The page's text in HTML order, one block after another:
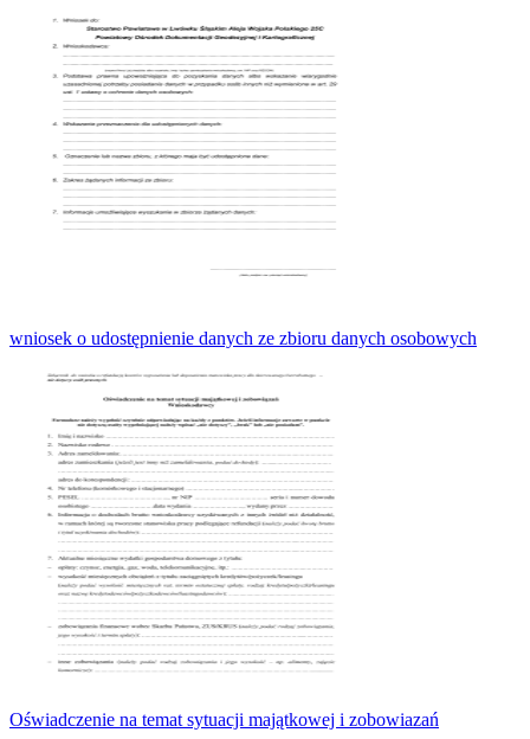
wniosek o udostępnienie danych ze zbioru danych osobowych
Oświadczenie na temat sytuacji majątkowej i zobowiazań